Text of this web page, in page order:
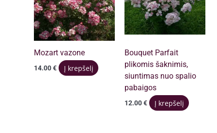
Mozart vazone
14.00€ Į krepšelį
Bouquet Parfait
plikomis šaknimis,
siuntimas nuo spalio
pabaigos
12.00€ Į krepšelį